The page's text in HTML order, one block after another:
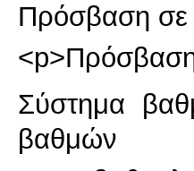
Πρόσβαση σε
<p>Πρόσβαση
Σύστημα
βαθμών